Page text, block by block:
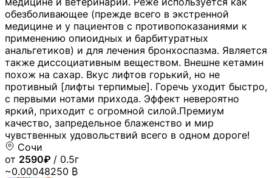
обезболивающее (прежде всего в экстренной
медицине и у пациентов с противопоказаниями к
применению опиоидных и барбитуратных
анальгетиков) и для лечения бронхоспазма. Является
также диссоциативным веществом. Внешне кетамин
похож на сахар. Вкус лифтов горький, но не
противный [лифты терпимые]. Горечь уходит быстро,
с первыми нотами прихода. Эффект невероятно
яркий, приходит с огромной силой.Премиум
качество, запредельное блаженство и мир
чувственных удовольствий всего в одном дороге!
Сочи
от 2590₽ / 0.5г
~0.00048250 ₿